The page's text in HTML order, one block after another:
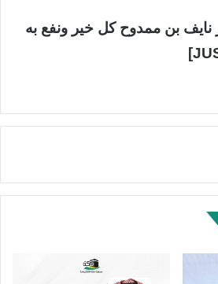
نايف بن ممدوح كل خير ونفع به